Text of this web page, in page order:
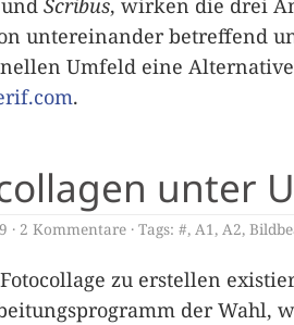
und Scribus, wirken die drei
untereinander betreffend
Umfeld eine
.
unter
2 Kommentare Tags: #, A1, A2,
zu erstellen
der Wahl,